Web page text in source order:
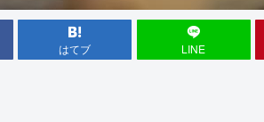
はてブ LINE